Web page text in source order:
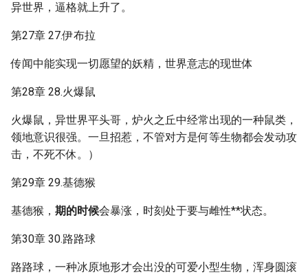
异世界，逼格就上升了。
第27章 27.伊布拉
传闻中能实现一切愿望的妖精，世界意志的现世体
第28章 28.火爆鼠
火爆鼠，异世界平头哥，炉火之丘中经常出现的一种鼠类，
领地意识很强。一旦招惹，不管对方是何等生物都会发动攻
击，不死不休。）
第29章 29.基德猴
基德猴， 期的时候会暴涨，时刻处于要与雌性**状态。
第30章 30.路路球
路路球，一种冰原地形才会出没的可爱小型生物，浑身圆滚